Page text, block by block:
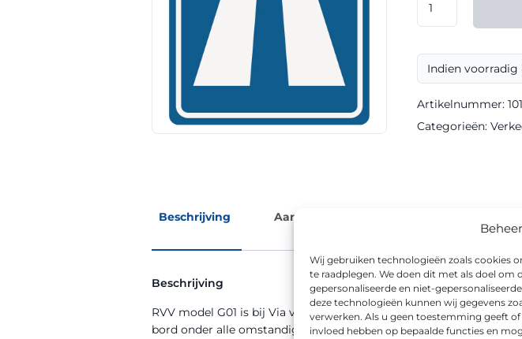
Wij gebruiken technologieën zoals cookies
te raadplegen. We doen dit met als doel om
gepersonaliseerde en niet-
deze technologieën kunnen wij gegevens
verwerken. Als u geen toestemming geeft
invloed hebben op bepaalde functies en
model
klasse
Sign
aantal
Indien voorradig
Artikelnummer:
Categorieën:
Beschrijving Aanvullende informatie
Beschrijving
RVV model G01 is bij Via van Dalen verkrijgbaar als
bord onder alle omstandigheden goed afleesbaar.